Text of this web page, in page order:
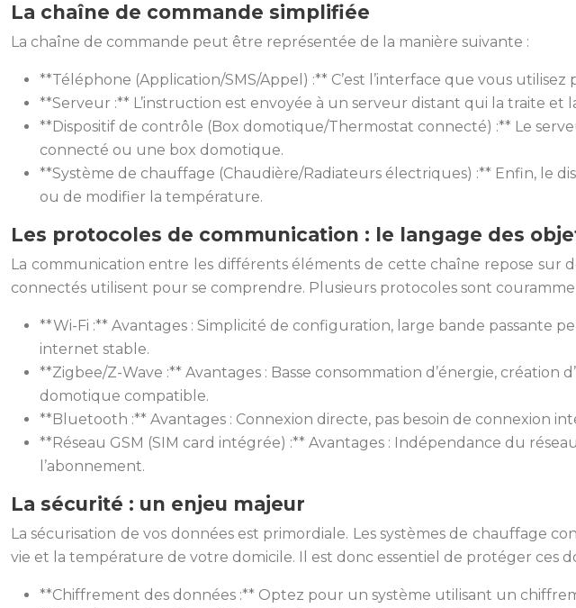
La chaîne de commande simplifiée
La chaîne de commande peut être représentée de la manière suivante :
**Téléphone (Application/SMS/Appel) :** C’est l’interface que vous
**Serveur :** L’instruction est envoyée à un serveur distant qui la traite et
**Dispositif de contrôle (Box domotique/Thermostat connecté) :** Le
connecté ou une box domotique.
**Système de chauffage (Chaudière/Radiateurs électriques) :** Enfin, le
ou de modifier la température.
Les protocoles de communication : le langage des
La communication entre les différents éléments de cette chaîne repose
connectés utilisent pour se comprendre. Plusieurs protocoles sont
**Wi-Fi :** Avantages : Simplicité de configuration, large bande passante
internet stable.
**Zigbee/Z-Wave :** Avantages : Basse consommation d’énergie,
domotique compatible.
**Bluetooth :** Avantages : Connexion directe, pas besoin de connexion
**Réseau GSM (SIM card intégrée) :** Avantages : Indépendance du
l’abonnement.
La sécurité : un enjeu majeur
La sécurisation de vos données est primordiale. Les systèmes de chauffage
vie et la température de votre domicile. Il est donc essentiel de protéger ces
**Chiffrement des données :** Optez pour un système utilisant un